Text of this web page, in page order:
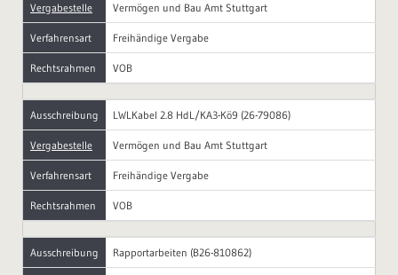
Vergabestelle Vermögen und Bau Amt Stuttgart
Verfahrensart Freihändige Vergabe
Rechtsrahmen VOB
Ausschreibung LWLKabel 2.8 HdL/KA3-Kö9 (26-79086)
Vergabestelle Vermögen und Bau Amt Stuttgart
Verfahrensart Freihändige Vergabe
Rechtsrahmen VOB
Ausschreibung Rapportarbeiten (B26-810862)